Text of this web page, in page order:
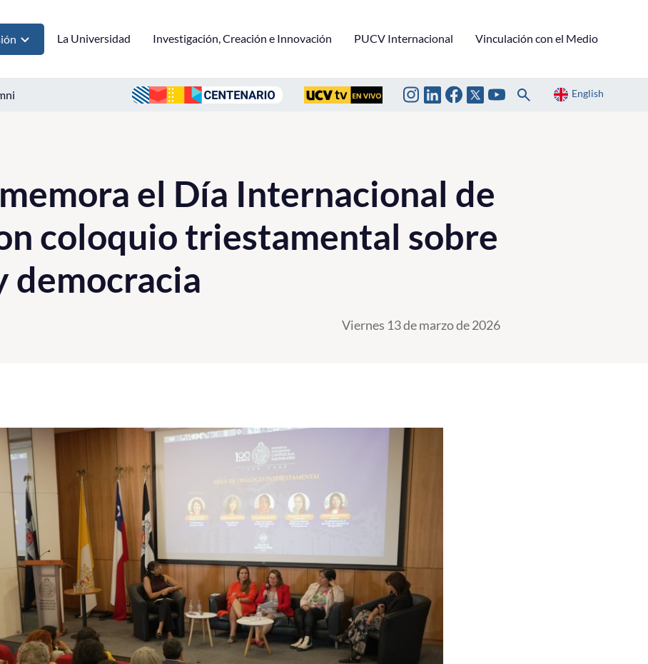
La Universidad Investigación, Creación e Innovación PUCV Internacional Vinculación con el Medio
English
el Día Internacional de
coloquio triestamental sobre
democracia
Viernes 13 de marzo de 2026